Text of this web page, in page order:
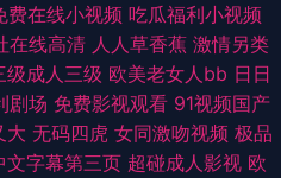
黄 91超碰人人艹 操碰资源97 欧美操日
夜 亚洲一区在线 91情网 超碰97久久
91在线视频 无码毛茸茸 av超碰 欧美精
费在线小视频 吃瓜福利小视频
在线高清 人人草香蕉 激情另类
级成人三级 欧美老女人bb 日日
剧场 免费影视观看 91视频国产
大 无码四虎 女同激吻视频 极品
文字幕第三页 超碰成人影视 欧